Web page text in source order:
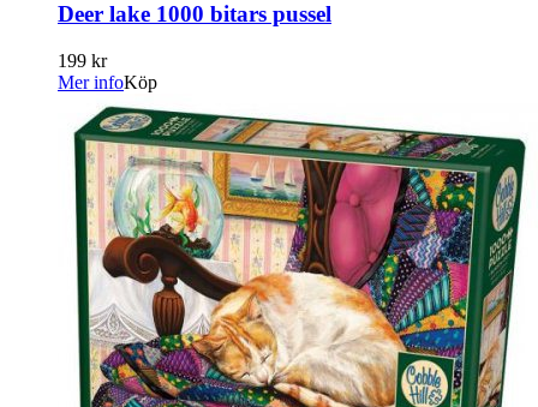
Deer lake 1000 bitars pussel
199 kr
Mer infoKöp